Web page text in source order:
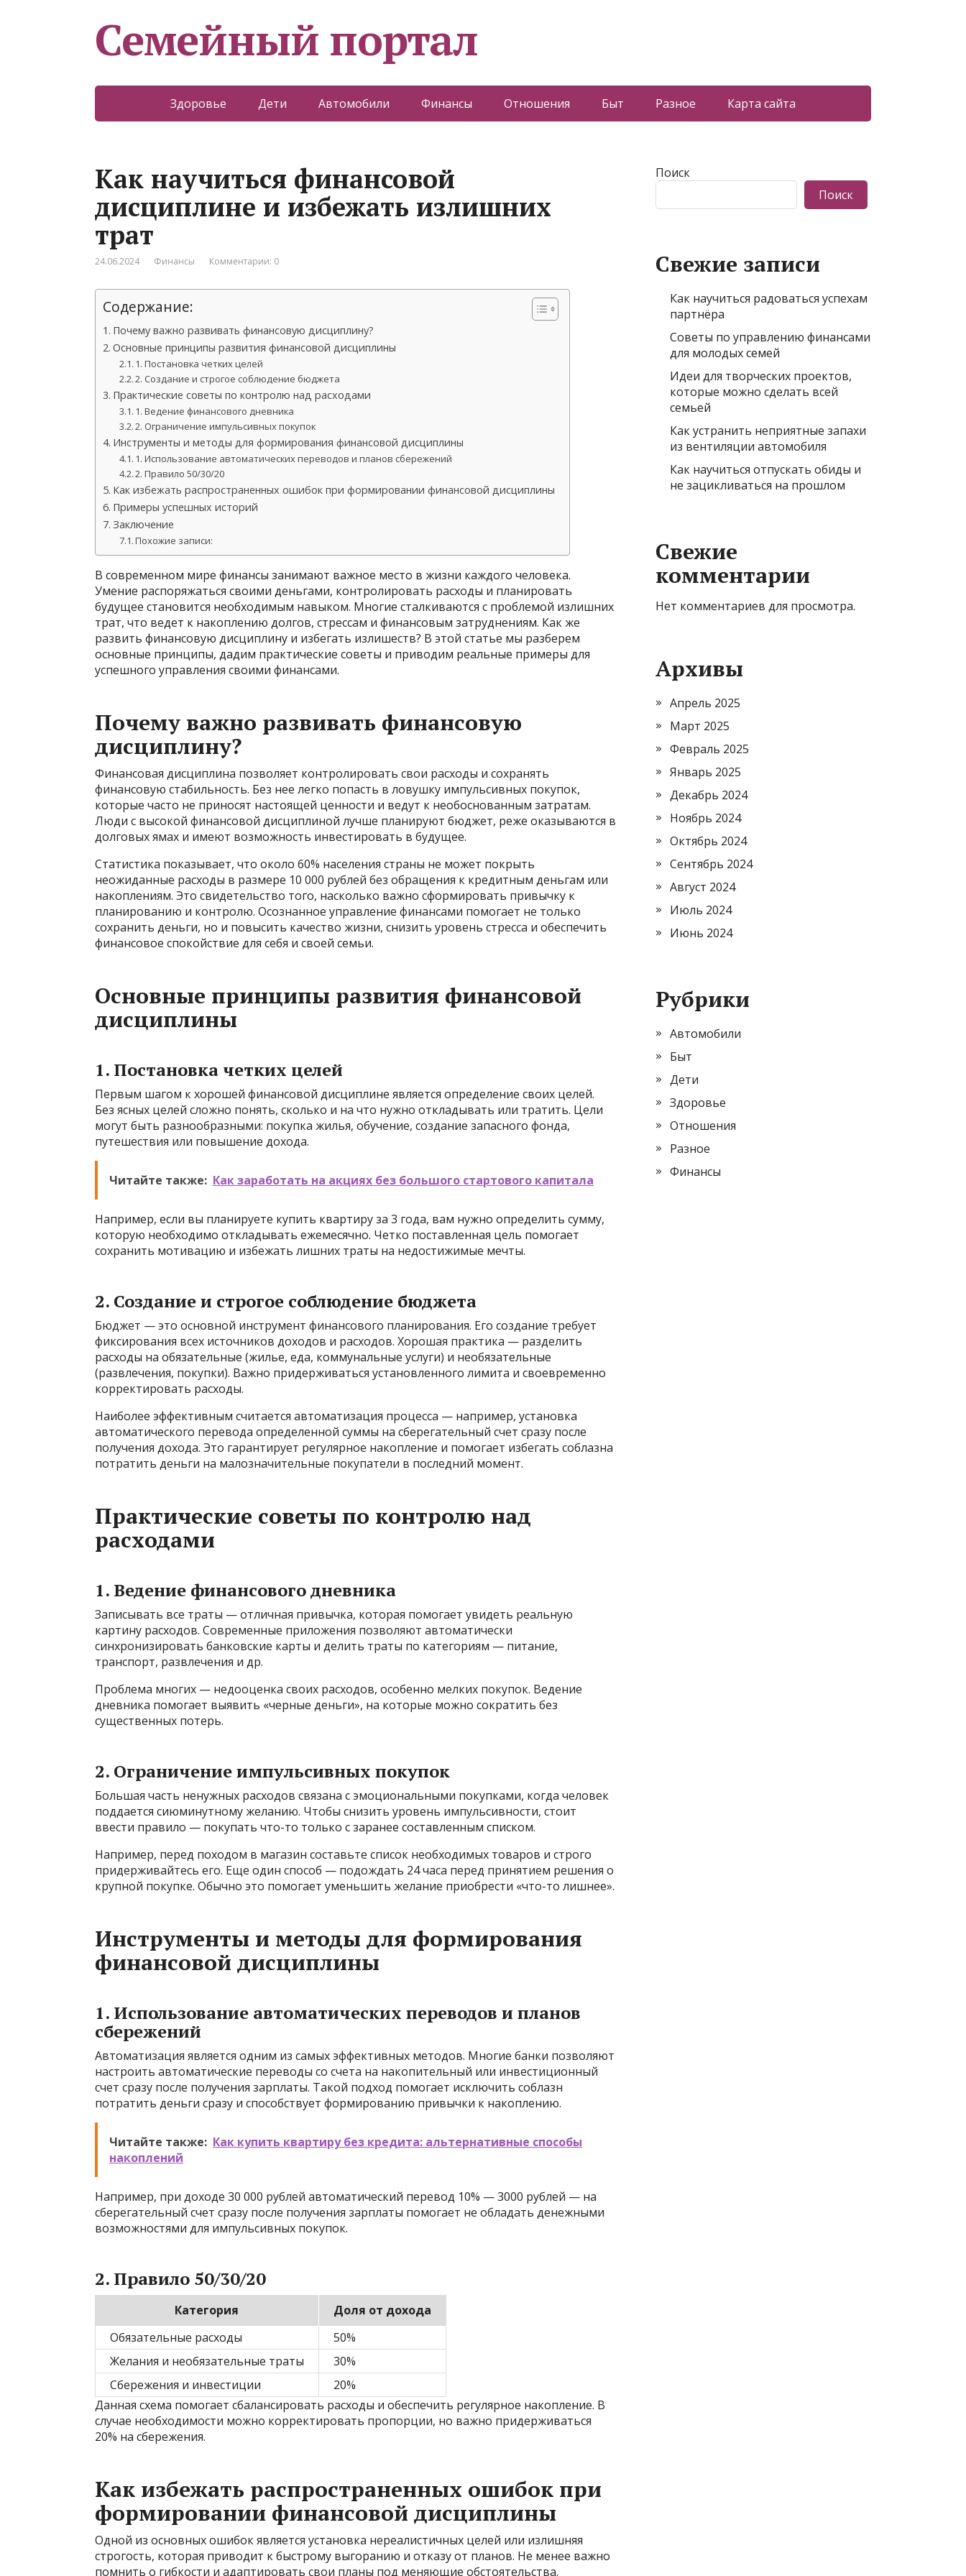
Семейный портал
Здоровье Дети Автомобили Финансы Отношения Быт Разное Карта сайта
Как научиться финансовой
дисциплине и избежать излишних
трат
24.06.2024 Финансы Комментарии: 0
Содержание:
Почему важно развивать финансовую дисциплину?
Основные принципы развития финансовой дисциплины
1. Постановка четких целей
2. Создание и строгое соблюдение бюджета
Практические советы по контролю над расходами
1. Ведение финансового дневника
2. Ограничение импульсивных покупок
Инструменты и методы для формирования финансовой дисциплины
1. Использование автоматических переводов и планов сбережений
2. Правило 50/30/20
Как избежать распространенных ошибок при формировании финансовой дисциплины
Примеры успешных историй
Заключение
Похожие записи:
В современном мире финансы занимают важное место в жизни каждого человека.
Умение распоряжаться своими деньгами, контролировать расходы и планировать
будущее становится необходимым навыком. Многие сталкиваются с проблемой излишних
трат, что ведет к накоплению долгов, стрессам и финансовым затруднениям. Как же
развить финансовую дисциплину и избегать излишеств? В этой статье мы разберем
основные принципы, дадим практические советы и приводим реальные примеры для
успешного управления своими финансами.
Почему важно развивать финансовую
дисциплину?
Финансовая дисциплина позволяет контролировать свои расходы и сохранять
финансовую стабильность. Без нее легко попасть в ловушку импульсивных покупок,
которые часто не приносят настоящей ценности и ведут к необоснованным затратам.
Люди с высокой финансовой дисциплиной лучше планируют бюджет, реже оказываются в
долговых ямах и имеют возможность инвестировать в будущее.
Статистика показывает, что около 60% населения страны не может покрыть
неожиданные расходы в размере 10 000 рублей без обращения к кредитным деньгам или
накоплениям. Это свидетельство того, насколько важно сформировать привычку к
планированию и контролю. Осознанное управление финансами помогает не только
сохранить деньги, но и повысить качество жизни, снизить уровень стресса и обеспечить
финансовое спокойствие для себя и своей семьи.
Основные принципы развития финансовой
дисциплины
1. Постановка четких целей
Первым шагом к хорошей финансовой дисциплине является определение своих целей.
Без ясных целей сложно понять, сколько и на что нужно откладывать или тратить. Цели
могут быть разнообразными: покупка жилья, обучение, создание запасного фонда,
путешествия или повышение дохода.
Читайте также: Как заработать на акциях без большого стартового капитала
Например, если вы планируете купить квартиру за 3 года, вам нужно определить сумму,
которую необходимо откладывать ежемесячно. Четко поставленная цель помогает
сохранить мотивацию и избежать лишних траты на недостижимые мечты.
2. Создание и строгое соблюдение бюджета
Бюджет — это основной инструмент финансового планирования. Его создание требует
фиксирования всех источников доходов и расходов. Хорошая практика — разделить
расходы на обязательные (жилье, еда, коммунальные услуги) и необязательные
(развлечения, покупки). Важно придерживаться установленного лимита и своевременно
корректировать расходы.
Наиболее эффективным считается автоматизация процесса — например, установка
автоматического перевода определенной суммы на сберегательный счет сразу после
получения дохода. Это гарантирует регулярное накопление и помогает избегать соблазна
потратить деньги на малозначительные покупатели в последний момент.
Практические советы по контролю над
расходами
1. Ведение финансового дневника
Записывать все траты — отличная привычка, которая помогает увидеть реальную
картину расходов. Современные приложения позволяют автоматически
синхронизировать банковские карты и делить траты по категориям — питание,
транспорт, развлечения и др.
Проблема многих — недооценка своих расходов, особенно мелких покупок. Ведение
дневника помогает выявить «черные деньги», на которые можно сократить без
существенных потерь.
2. Ограничение импульсивных покупок
Большая часть ненужных расходов связана с эмоциональными покупками, когда человек
поддается сиюминутному желанию. Чтобы снизить уровень импульсивности, стоит
ввести правило — покупать что-то только с заранее составленным списком.
Например, перед походом в магазин составьте список необходимых товаров и строго
придерживайтесь его. Еще один способ — подождать 24 часа перед принятием решения о
крупной покупке. Обычно это помогает уменьшить желание приобрести «что-то лишнее».
Инструменты и методы для формирования
финансовой дисциплины
1. Использование автоматических переводов и планов
сбережений
Автоматизация является одним из самых эффективных методов. Многие банки позволяют
настроить автоматические переводы со счета на накопительный или инвестиционный
счет сразу после получения зарплаты. Такой подход помогает исключить соблазн
потратить деньги сразу и способствует формированию привычки к накоплению.
Читайте также: Как купить квартиру без кредита: альтернативные способы
накоплений
Например, при доходе 30 000 рублей автоматический перевод 10% — 3000 рублей — на
сберегательный счет сразу после получения зарплаты помогает не обладать денежными
возможностями для импульсивных покупок.
2. Правило 50/30/20
Категория
Доля от дохода
Обязательные расходы
50%
Желания и необязательные траты
30%
Сбережения и инвестиции
20%
Данная схема помогает сбалансировать расходы и обеспечить регулярное накопление. В
случае необходимости можно корректировать пропорции, но важно придерживаться
20% на сбережения.
Как избежать распространенных ошибок при
формировании финансовой дисциплины
Одной из основных ошибок является установка нереалистичных целей или излишняя
строгость, которая приводит к быстрому выгоранию и отказу от планов. Не менее важно
помнить о гибкости и адаптировать свои планы под меняющие обстоятельства.
Поиск
Поиск
Свежие записи
Как научиться радоваться успехам
партнёра
Советы по управлению финансами
для молодых семей
Идеи для творческих проектов,
которые можно сделать всей
семьей
Как устранить неприятные запахи
из вентиляции автомобиля
Как научиться отпускать обиды и
не зацикливаться на прошлом
Свежие
комментарии
Нет комментариев для просмотра.
Архивы
Апрель 2025
Март 2025
Февраль 2025
Январь 2025
Декабрь 2024
Ноябрь 2024
Октябрь 2024
Сентябрь 2024
Август 2024
Июль 2024
Июнь 2024
Рубрики
Автомобили
Быт
Дети
Здоровье
Отношения
Разное
Финансы